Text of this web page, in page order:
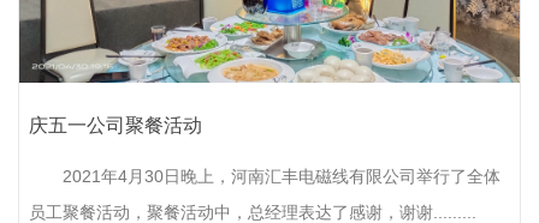
庆五一公司聚餐活动
2021年4月30日晚上，河南汇丰电磁线有限公司举行了全体
员工聚餐活动，聚餐活动中，总经理表达了感谢，谢谢.........